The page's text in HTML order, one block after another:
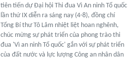
tiên tiến dự Đại hội Thi đua Vì An ninh Tổ quốc
lần thứ IX diễn ra sáng nay (4-8), đồng chí
Tổng Bí thư Tô Lâm nhiệt liệt hoan nghênh,
chúc mừng sự phát triển của phong trào thi
đua 'Vì an ninh Tổ quốc' gắn với sự phát triển
của đất nước và lực lượng Công an nhân dân